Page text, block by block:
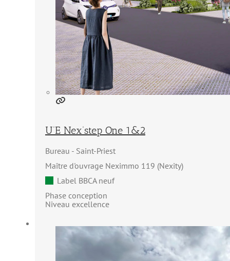
U’E Nex’step One 1&2
Bureau
Saint-Priest
Maître d'ouvrage Neximmo 119 (Nexity)
Label BBCA neuf
Phase conception
Niveau excellence